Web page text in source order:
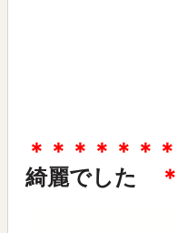
＊＊＊＊＊＊
綺麗でした